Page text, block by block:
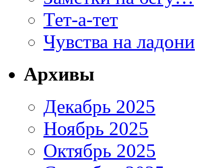
Тет-а-тет
Чувства на ладони
Архивы
Декабрь 2025
Ноябрь 2025
Октябрь 2025